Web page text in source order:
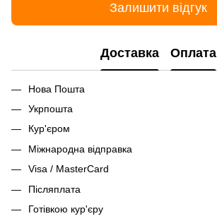
Залишити відгук
Доставка Оплата
Нова Пошта
Укрпошта
Кур'єром
Міжнародна відправка
Visa / MasterCard
Післяплата
Готівкою кур'єру